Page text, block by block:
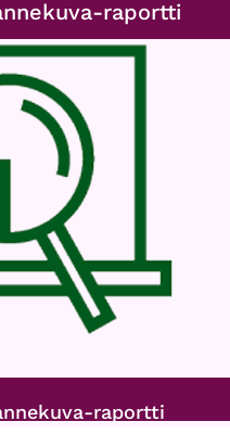
raportti
raportti